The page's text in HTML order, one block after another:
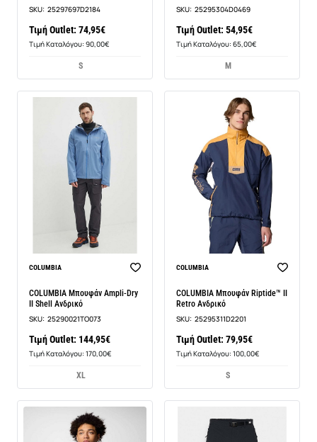
SKU: 25297697D2184
Τιμή Outlet: 74,95€
Τιμή Καταλόγου: 90,00€
S
SKU: 25295304D0469
Τιμή Outlet: 54,95€
Τιμή Καταλόγου: 65,00€
M
COLUMBIA
COLUMBIA Μπουφάν Ampli-Dry
II Shell Ανδρικό
SKU: 25290021TO073
Τιμή Outlet: 144,95€
Τιμή Καταλόγου: 170,00€
XL
COLUMBIA
COLUMBIA Μπουφάν Riptide™ II
Retro Ανδρικό
SKU: 25295311D2201
Τιμή Outlet: 79,95€
Τιμή Καταλόγου: 100,00€
S